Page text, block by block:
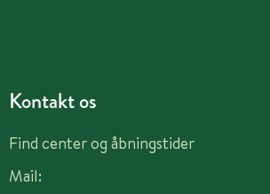
Kontakt os
Find center og åbningstider
Mail: